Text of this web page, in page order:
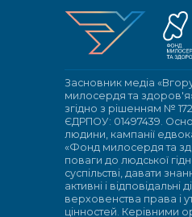
Засновник медіа
милосердя та
згідно з рішенням №
ЄДРПОУ: 01497439.
людини, кампанії
«Фонд милосердя та
поваги до людської
суспільстві, давати
активні і відповідальні
верховенства права і
цінностей. Керівними